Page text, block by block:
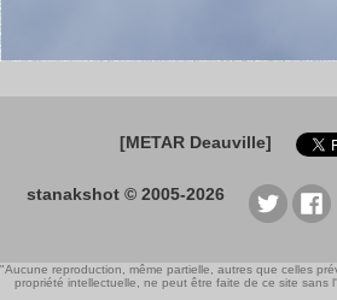
[METAR Deauville]
stanakshot © 2005-2026
"Aucune reproduction, même partielle, autres que celles
propriété intellectuelle, ne peut être faite de ce site sans